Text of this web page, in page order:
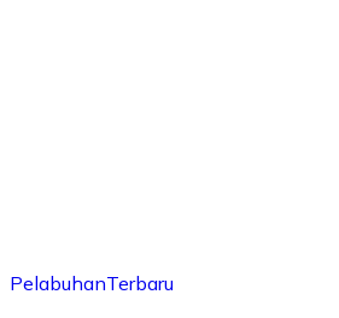
PelabuhanTerbaru